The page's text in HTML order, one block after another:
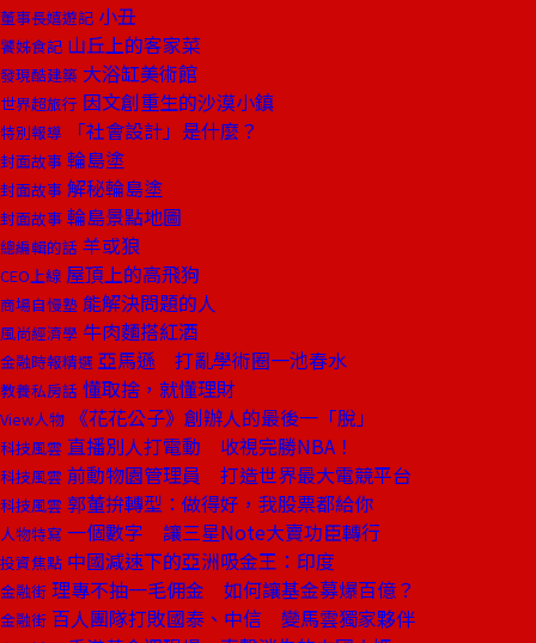
董事長嬉遊記 小丑
饕姊食記 山丘上的客家菜
發現酷建築 大浴缸美術館
世界超旅行 因文創重生的沙漠小鎮
特別報導 「社會設計」是什麼？
封面故事 輪島塗
封面故事 解秘輪島塗
封面故事 輪島景點地圖
總編輯的話 羊或狼
CEO上線 屋頂上的高飛狗
商場自慢塾 能解決問題的人
風尚經濟學 牛肉麵搭紅酒
金融時報精選 亞馬遜 打亂學術圈一池春水
教養私房話 懂取捨，就懂理財
View人物 《花花公子》創辦人的最後一「脫」
科技風雲 直播別人打電動 收視完勝NBA！
科技風雲 前動物園管理員 打造世界最大電競平台
科技風雲 郭董拚轉型：做得好，我股票都給你
人物特寫 一個數字 讓三星Note大賣功臣轉行
投資焦點 中國減速下的亞洲吸金王：印度
金融街 理專不抽一毛佣金 如何讓基金募爆百億？
金融街 百人團隊打敗國泰、中信 變馬雲獨家夥伴